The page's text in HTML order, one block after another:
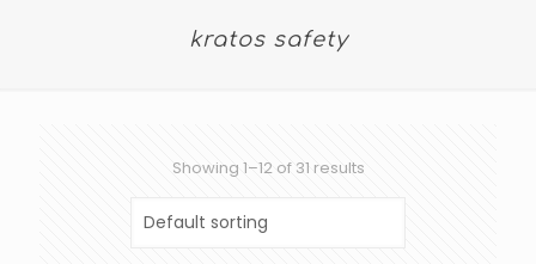
kratos safety
Showing 1–12 of 31 results